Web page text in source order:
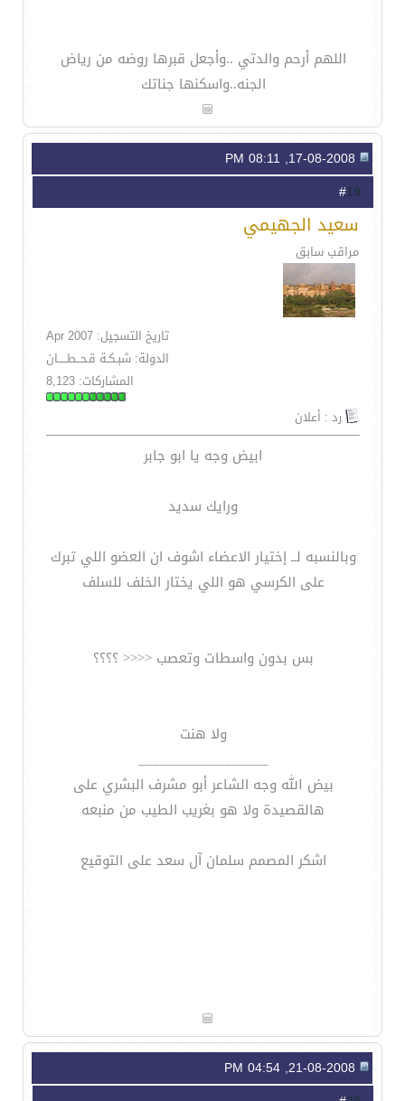
اللهم أرحم والدتي ..وأجعل قبرها روضه من رياض
الجنه..واسكنها جناتك
19
سعيد الجهيمي
مراقب سابق
تاريخ التسجيل: Apr 2007
الدولة: شبـكـة قـحــطـــــان
المشاركات: 8,123
رد : أعلان
ابيض وجه يا ابو جابر
ورايك سديد
وبالنسبه لــ إختيار الاعضاء اشوف ان العضو اللي تبرك
على الكرسي هو اللي يختار الخلف للسلف
بس بدون واسطات وتعصب <<<< ؟؟؟؟
ولا هنت
__________________
بيض الله وجه الشاعر أبو مشرف البشري على
هالقصيدة ولا هو بغريب الطيب من منبعه
اشكر المصمم سلمان آل سعد على التوقيع